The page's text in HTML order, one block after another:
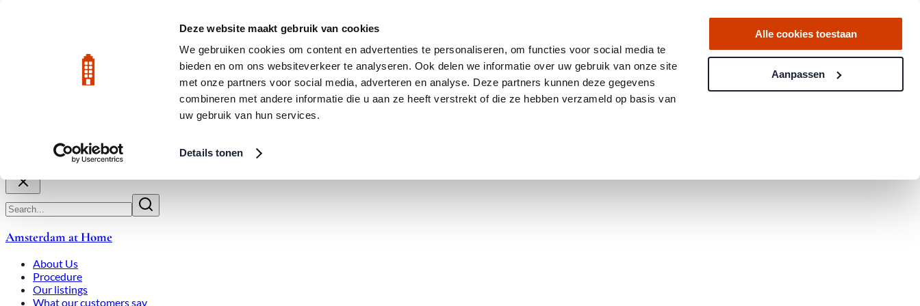
Deze website maakt gebruik van cookies
We gebruiken cookies om content en advertenties te personaliseren, om functies voor social media te
bieden en om ons websiteverkeer te analyseren. Ook delen we informatie over uw gebruik van onze site
met onze partners voor social media, adverteren en analyse. Deze partners kunnen deze gegevens
combineren met andere informatie die u aan ze heeft verstrekt of die ze hebben verzameld op basis van
uw gebruik van hun services.
Details tonen
Alle cookies toestaan
Aanpassen
City Center: Average price per square meter €9,639 in July 2026
Amsterdam at Home
About Us
Procedure
Our listings
What our customers say